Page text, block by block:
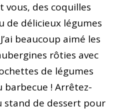
vous, des coquilles
de délicieux légumes
beaucoup aimé les
rôties avec
de légumes
barbecue ! Arrêtez-
stand de dessert pour